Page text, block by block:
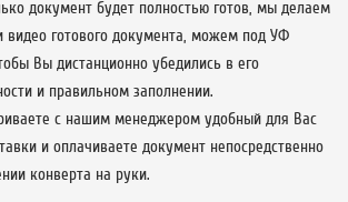
документ будет полностью готов, мы делаем
видео готового документа, можем под УФ
Вы дистанционно убедились в его
и правильном заполнении.
с нашим менеджером удобный для Вас
и оплачиваете документ непосредственно
конверта на руки.